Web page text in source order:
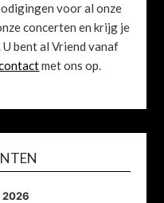
voor al onze
concerten en krijg je
bent al Vriend vanaf
met ons op.
2026